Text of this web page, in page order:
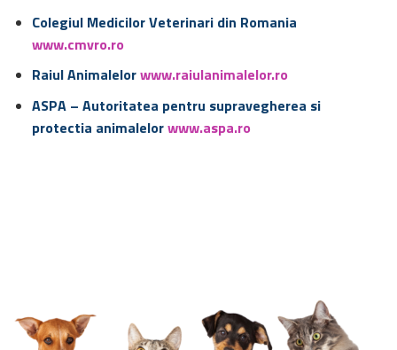
Colegiul Medicilor Veterinari din Romania
www.cmvro.ro
Raiul Animalelorwww.raiulanimalelor.ro
ASPA – Autoritatea pentru supravegherea si
protectia animalelorwww.aspa.ro